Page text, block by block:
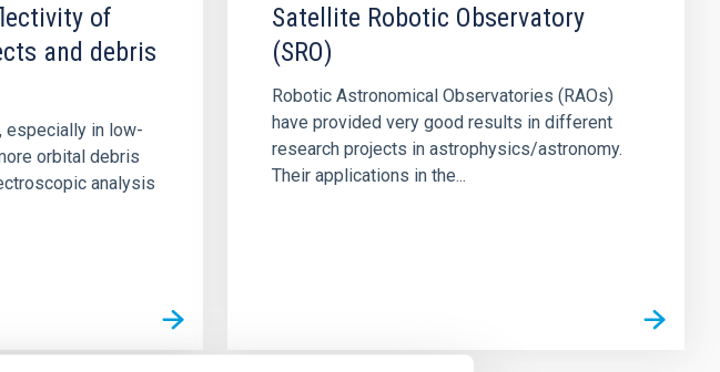
of
and debris
especially in low-
orbital debris
analysis
Satellite Robotic Observatory
(SRO)
Robotic Astronomical Observatories (RAOs)
have provided very good results in different
research projects in astrophysics/astronomy.
Their applications in the...